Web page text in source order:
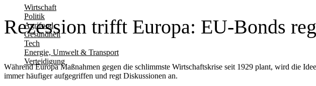
Wirtschaft
Politik
Agrifood
Gesundheit
Tech
Energie, Umwelt & Transport
Verteidigung
Rezession trifft Europa: EU-Bonds
Während Europa Maßnahmen gegen die schlimmste Wirtschaftskrise seit 1929 plant, wird die
immer häufiger aufgegriffen und regt Diskussionen an.